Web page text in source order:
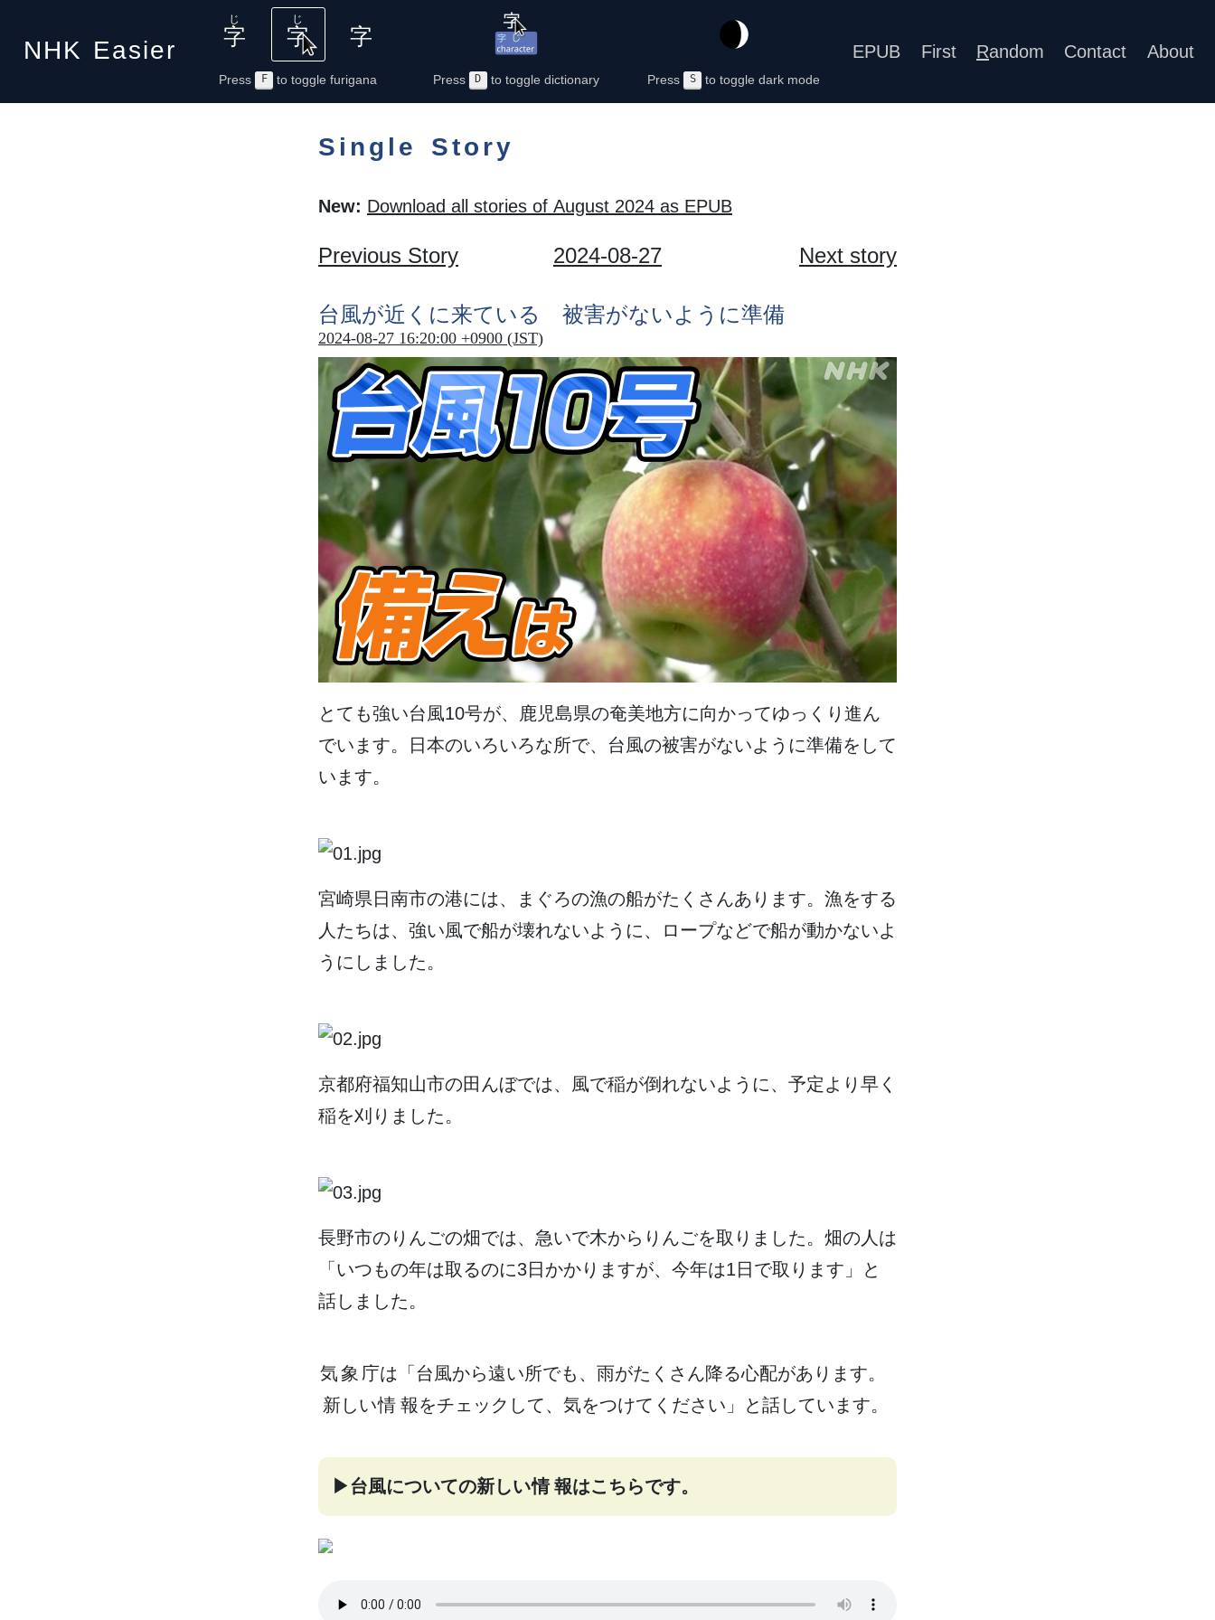
NHK Easier
Press F to toggle furigana Press D to toggle dictionary Press S to toggle dark mode
EPUB First Random Contact About
Single Story
New: Download all stories of August 2024 as EPUB
Previous Story 2024-08-27 Next story
台風が近 くに来ている 被害がないように準備
2024-08-27 16:20:00 +0900 (JST)
とても強い台風10号が、 鹿児島県の奄美地方に向かってゆっくり 進ん
でいます。
日本のいろいろな所で、 台風の被害がないように準備をして
います。
宮崎県 日南市の港には、まぐろの漁の船がたくさんあります。 漁をする
人 たちは、 強い風で船が壊れないように、ロープなどで船が動かないよ
うにしました。
京都府福知山市の田 んぼでは、 風で稲が倒 れないように、 予定 より 早 く
稲を刈 りました。
長野市のりんごの畑では、 急いで木からりんごを取 りました。 畑の 人 は
「いつもの年は取 るのに3日 かかりますが、 今年は1 日 で取 ります」と
話しました。
気象庁は「 台風から遠い所でも、 雨がたくさん降る心配があります。
新しい情報をチェックして、 気をつけてください」と話しています。
▶ 台風についての新しい情報はこちらです。